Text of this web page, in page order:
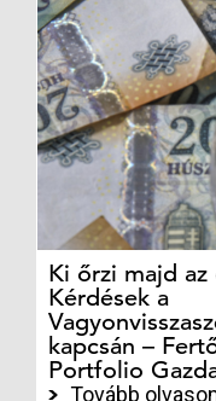
Ki őrzi majd
Kérdések a
kapcsán –
Portfolio
Tovább